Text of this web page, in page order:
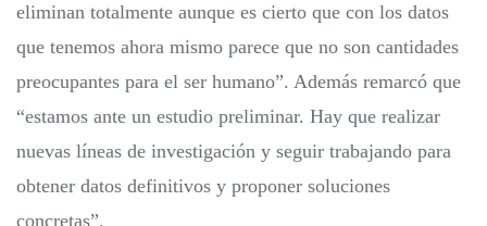
eliminan totalmente aunque es cierto que con los datos
que tenemos ahora mismo parece que no son cantidades
preocupantes para el ser humano”. Además remarcó que
“estamos ante un estudio preliminar. Hay que realizar
nuevas líneas de investigación y seguir trabajando para
obtener datos definitivos y proponer soluciones
concretas”.